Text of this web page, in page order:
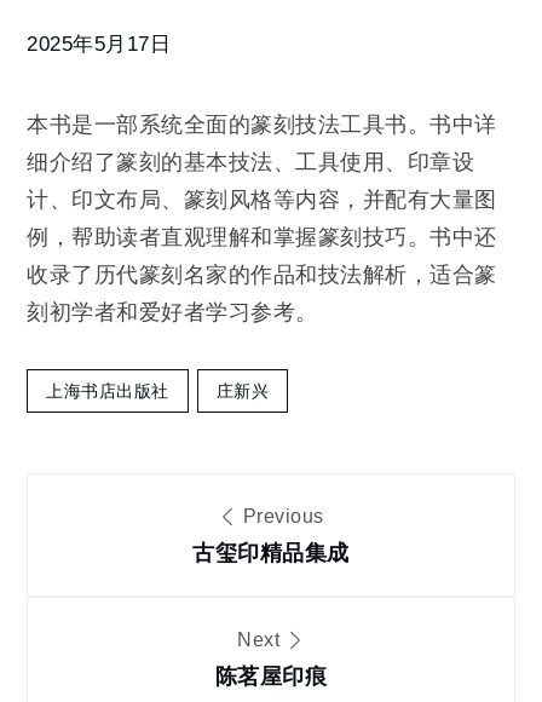
图
2025年5月17日
本书是一部系统全面的篆刻技法工具书。书中详
细介绍了篆刻的基本技法、工具使用、印章设
计、印文布局、篆刻风格等内容，并配有大量图
例，帮助读者直观理解和掌握篆刻技巧。书中还
收录了历代篆刻名家的作品和技法解析，适合篆
刻初学者和爱好者学习参考。
上海书店出版社 庄新兴
Previous
古玺印精品集成
Next
陈茗屋印痕